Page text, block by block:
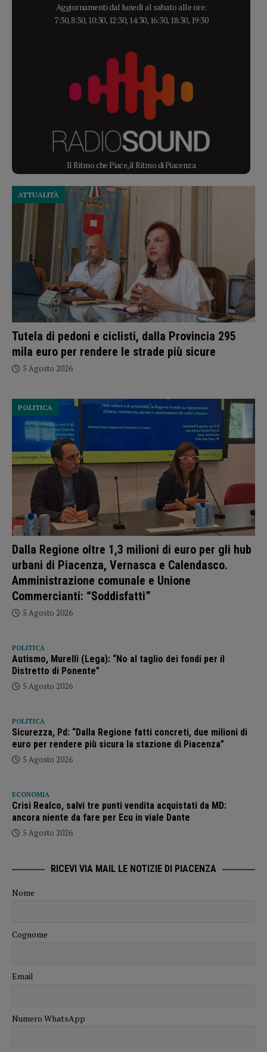
Aggiornamenti dal lunedì al sabato alle ore:
7:30, 8:30, 10:30, 12:30, 14:30, 16:30, 18:30, 19:30
Il Ritmo che Piace, il Ritmo di Piacenza
Tutela di pedoni e ciclisti, dalla Provincia 295
mila euro per rendere le strade più sicure
ATTUALITÀ
5 Agosto 2026
Dalla Regione oltre 1,3 milioni di euro per gli hub
urbani di Piacenza, Vernasca e Calendasco.
Amministrazione comunale e Unione
Commercianti: “Soddisfatti”
POLITICA
5 Agosto 2026
POLITICA
Autismo, Murelli (Lega): “No al taglio dei fondi per il
Distretto di Ponente”
5 Agosto 2026
POLITICA
Sicurezza, Pd: “Dalla Regione fatti concreti, due milioni di
euro per rendere più sicura la stazione di Piacenza”
5 Agosto 2026
ECONOMIA
Crisi Realco, salvi tre punti vendita acquistati da MD:
ancora niente da fare per Ecu in viale Dante
5 Agosto 2026
RICEVI VIA MAIL LE NOTIZIE DI PIACENZA
Nome
Cognome
Email
Numero WhatsApp